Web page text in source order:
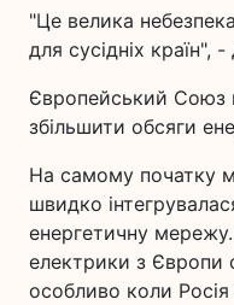
"Це велика
для сусідніх країн",
Європейський Союз
збільшити обсяги
На самому початку
швидко
енергетичну
електрики з
особливо коли Росія